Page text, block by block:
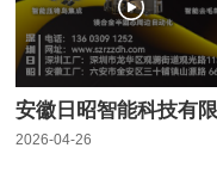
2026-04-26